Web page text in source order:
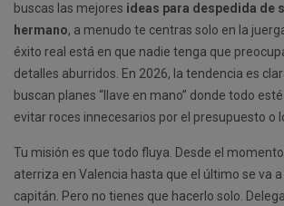
buscas las mejores ideas para despedida de
hermano, a menudo te centras solo en la
éxito real está en que nadie tenga que
detalles aburridos. En 2026, la tendencia es
buscan planes “llave en mano” donde todo
evitar roces innecesarios por el presupuesto o
Tu misión es que todo fluya. Desde el
aterriza en Valencia hasta que el último se va a
capitán. Pero no tienes que hacerlo solo.